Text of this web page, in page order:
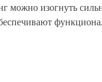
можно изогнуть